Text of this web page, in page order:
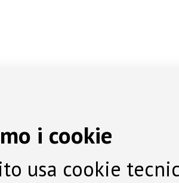
i cookie
usa cookie